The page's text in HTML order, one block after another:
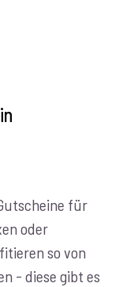
für
oder
so von
- diese gibt es